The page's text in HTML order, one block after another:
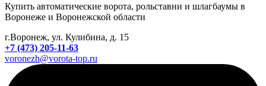
Купить автоматические ворота, рольставни и шлагбаумы в
Воронеже и Воронежской области
г.Воронеж, ул. Кулибина, д. 15
+7 (473) 205-11-63
voronezh@vorota-top.ru